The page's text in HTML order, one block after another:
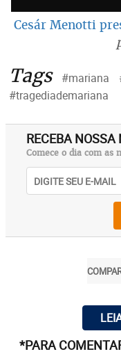
Cesár Menotti
Tags #mariana
#tragediademariana
RECEBA NOSSA
Comece o dia com as
*PARA